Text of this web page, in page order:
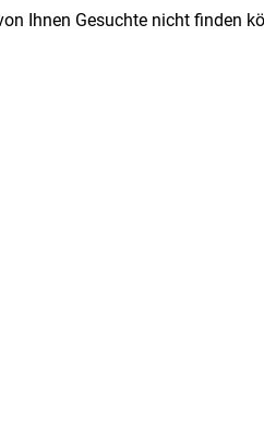
Ihnen Gesuchte nicht finden